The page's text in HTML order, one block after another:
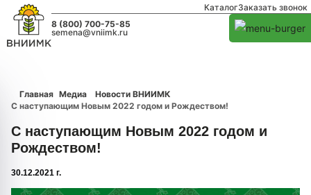
КаталогЗаказать звонок
8 (800) 700-75-85
semena@vniimk.ru
Главная Медиа
Новости ВНИИМК
С наступающим Новым 2022 годом и Рождеством!
С наступающим Новым 2022 годом и
Рождеством!
30.12.2021 г.